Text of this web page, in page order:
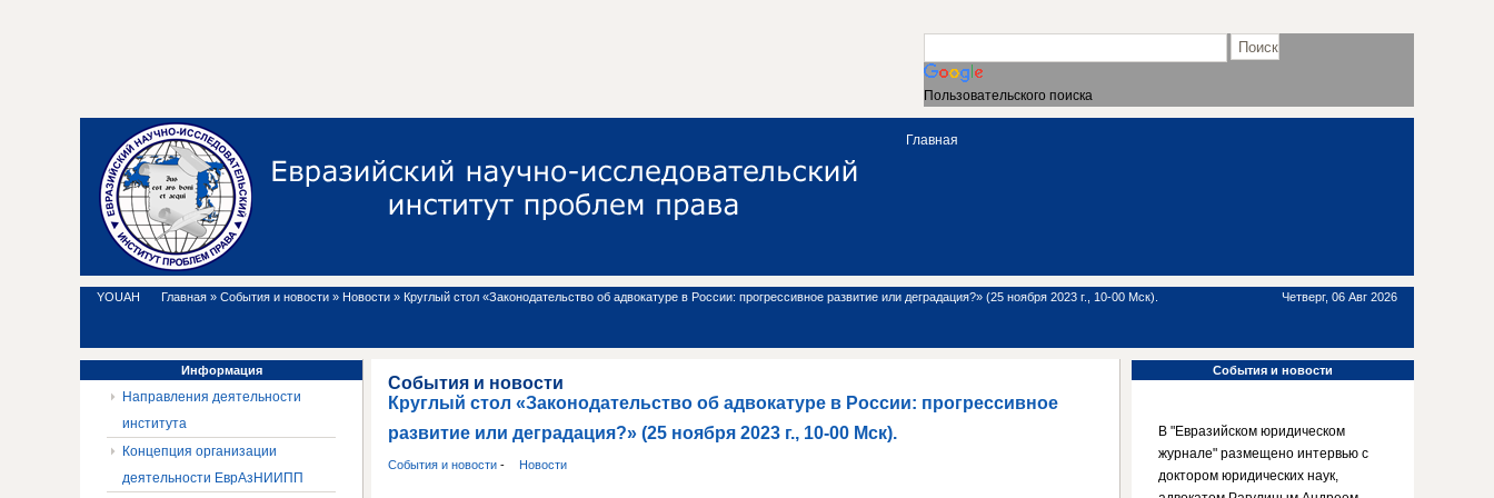
Пользовательского поиска
Главная
YOUAH Главная » События и новости » Новости » Круглый стол «Законодательство об адвокатуре в России: прогрессивное развитие или деградация?» (25 ноября 2023 г., 10-00 Мск). Четверг, 06 Авг 2026
События и новости
Круглый стол «Законодательство об адвокатуре в России: прогрессивное
развитие или деградация?» (25 ноября 2023 г., 10-00 Мск).
События и новости- Новости
Информация
Направления деятельности
института
Концепция организации
деятельности ЕврАзНИИПП
События и новости
В "Евразийском юридическом
журнале" размещено интервью с
доктором юридических наук,